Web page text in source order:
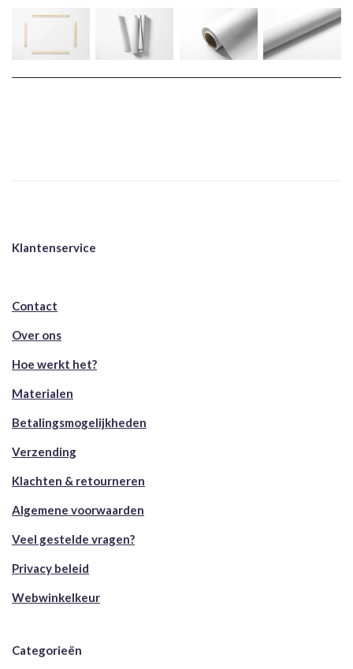
Klantenservice
Contact
Over ons
Hoe werkt het?
Materialen
Betalingsmogelijkheden
Verzending
Klachten & retourneren
Algemene voorwaarden
Veel gestelde vragen?
Privacy beleid
Webwinkelkeur
Categorieën